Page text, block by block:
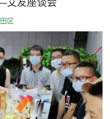
艾友座谈会
区